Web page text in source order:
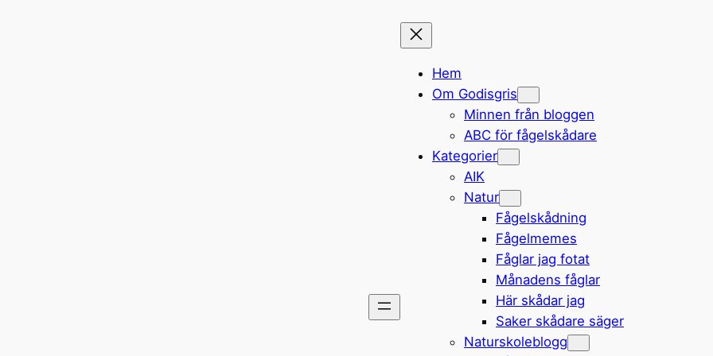
Hem
Om Godisgris
Minnen från bloggen
ABC för fågelskådare
Kategorier
AIK
Natur
Fågelskådning
Fågelmemes
Fåglar jag fotat
Månadens fåglar
Här skådar jag
Saker skådare säger
Naturskoleblogg